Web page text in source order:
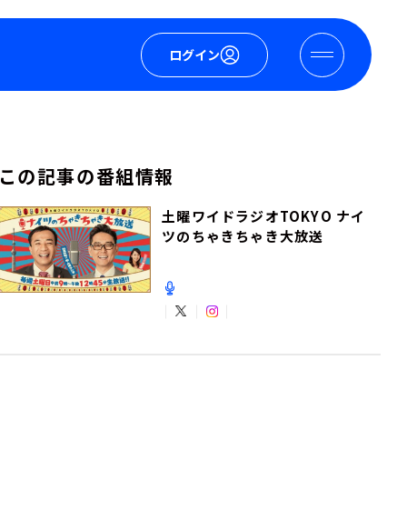
ログイン
この記事の番組情報
土曜ワイドラジオTOKYO ナイ
ツのちゃきちゃき大放送